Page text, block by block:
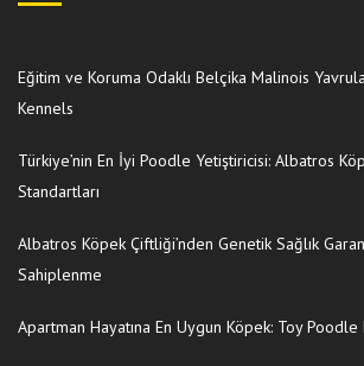
Eğitim ve Koruma Odaklı Belçika Malinois
Kennels
Türkiye’nin En İyi Poodle Yetiştiricisi: Albatros
Standartları
Albatros Köpek Çiftliği’nden Genetik Sağlık
Sahiplenme
Apartman Hayatına En Uygun Köpek: Toy